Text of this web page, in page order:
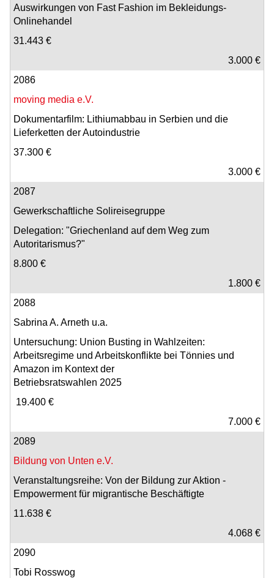
Auswirkungen von Fast Fashion im Bekleidungs-
Onlinehandel
31.443 €
3.000 €
2086
moving media e.V.
Dokumentarfilm: Lithiumabbau in Serbien und die
Lieferketten der Autoindustrie
37.300 €
3.000 €
2087
Gewerkschaftliche Solireisegruppe
Delegation: "Griechenland auf dem Weg zum
Autoritarismus?"
8.800 €
1.800 €
2088
Sabrina A. Arneth u.a.
Untersuchung: Union Busting in Wahlzeiten:
Arbeitsregime und Arbeitskonflikte bei Tönnies und
Amazon im Kontext der
Betriebsratswahlen 2025
19.400 €
7.000 €
2089
Bildung von Unten e.V.
Veranstaltungsreihe: Von der Bildung zur Aktion -
Empowerment für migrantische Beschäftigte
11.638 €
4.068 €
2090
Tobi Rosswog